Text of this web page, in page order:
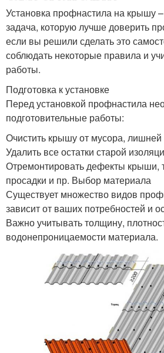
Установка профнастила на крышу
задача, которую лучше доверить
если вы решили сделать это
соблюдать некоторые правила и
работы.
Подготовка к установке
Перед установкой профнастила
подготовительные работы:
Очистить крышу от мусора, лишней
Удалить все остатки старой
Отремонтировать дефекты крыши,
просадки и пр. Выбор материала
Существует множество видов
зависит от ваших потребностей и
Важно учитывать толщину,
водонепроницаемости материала.